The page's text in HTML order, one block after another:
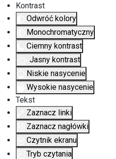
Kontrast
Odwróć kolory
Monochromatyczny
Ciemny kontrast
Jasny kontrast
Niskie nasycenie
Wysokie nasycenie
Tekst
Zaznacz linki
Zaznacz nagłówki
Czytnik ekranu
Tryb czytania